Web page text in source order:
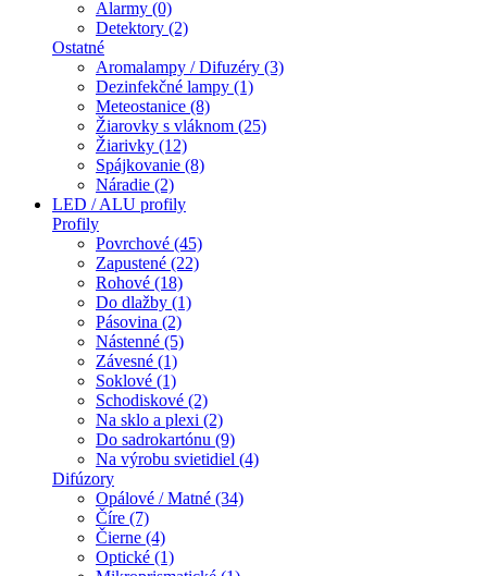
Alarmy (0)
Detektory (2)
Ostatné
Aromalampy / Difuzéry (3)
Dezinfekčné lampy (1)
Meteostanice (8)
Žiarovky s vláknom (25)
Žiarivky (12)
Spájkovanie (8)
Náradie (2)
LED / ALU profily
Profily
Povrchové (45)
Zapustené (22)
Rohové (18)
Do dlažby (1)
Pásovina (2)
Nástenné (5)
Závesné (1)
Soklové (1)
Schodiskové (2)
Na sklo a plexi (2)
Do sadrokartónu (9)
Na výrobu svietidiel (4)
Difúzory
Opálové / Matné (34)
Číre (7)
Čierne (4)
Optické (1)